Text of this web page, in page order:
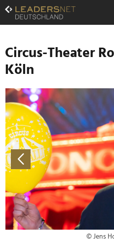
Zum
Inhalt
Zur
Navigation
Zur
Hauptnavigation
Circus-Theater
Köln
© Jens